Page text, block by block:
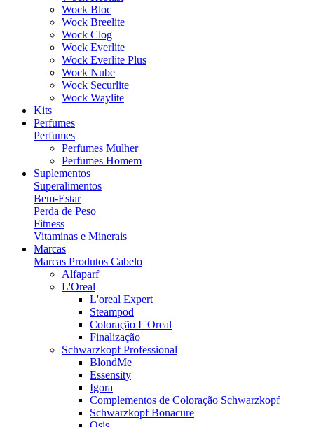
Wock Bloc
Wock Breelite
Wock Clog
Wock Everlite
Wock Everlite Plus
Wock Nube
Wock Securlite
Wock Waylite
Kits
Perfumes
Perfumes
Perfumes Mulher
Perfumes Homem
Suplementos
Superalimentos
Bem-Estar
Perda de Peso
Fitness
Vitaminas e Minerais
Marcas
Marcas Produtos Cabelo
Alfaparf
L'Oreal
L'oreal Expert
Steampod
Coloração L'Oreal
Finalização
Schwarzkopf Professional
BlondMe
Essensity
Igora
Complementos de Coloração Schwarzkopf
Schwarzkopf Bonacure